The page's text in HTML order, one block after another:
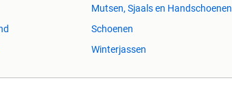
Mutsen, Sjaals en Handschoenen
Schoenen
Winterjassen